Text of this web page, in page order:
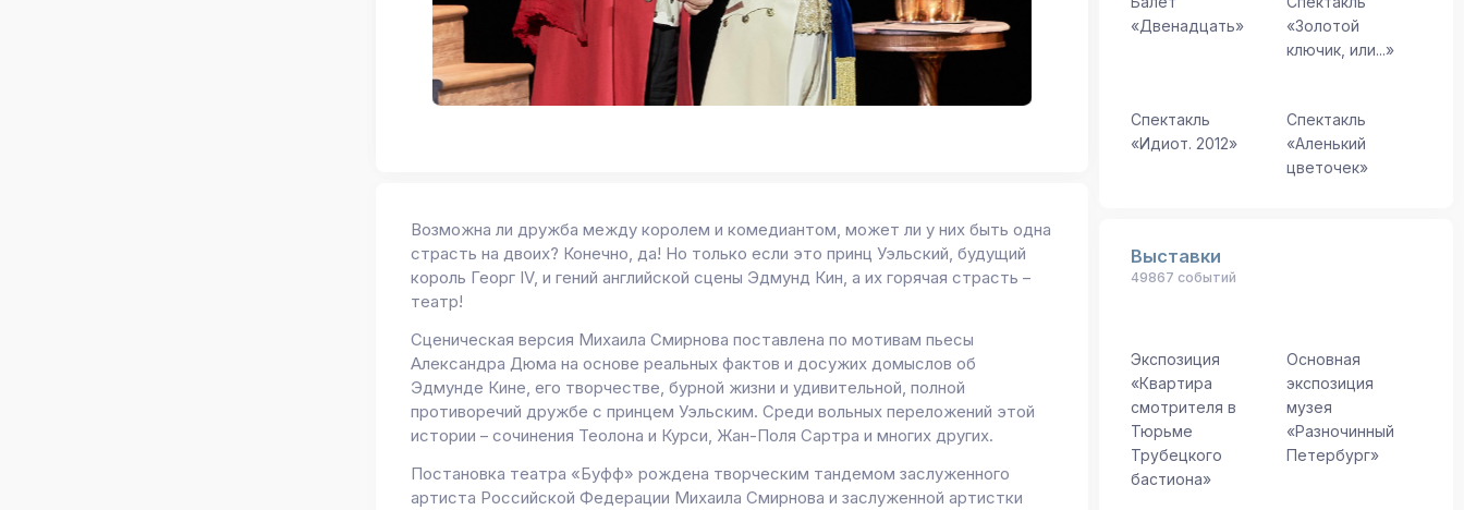
Возможна ли дружба между королем и комедиантом, может ли у них быть одна
страсть на двоих? Конечно, да! Но только если это принц Уэльский, будущий
король Георг IV, и гений английской сцены Эдмунд Кин, а их горячая страсть –
театр!
Сценическая версия Михаила Смирнова поставлена по мотивам пьесы
Александра Дюма на основе реальных фактов и досужих домыслов об
Эдмунде Кине, его творчестве, бурной жизни и удивительной, полной
противоречий дружбе с принцем Уэльским. Среди вольных переложений этой
истории – сочинения Теолона и Курси, Жан-Поля Сартра и многих других.
Постановка театра «Буфф» рождена творческим тандемом заслуженного
артиста Российской Федерации Михаила Смирнова и заслуженной артистки
«Двенадцать»
«Золотой
ключик, или...»
Спектакль
«Идиот. 2012»
Спектакль
«Аленький
цветочек»
Выставки
49867 событий
Экспозиция
«Квартира
смотрителя в
Тюрьме
Трубецкого
бастиона»
Основная
экспозиция
музея
«Разночинный
Петербург»